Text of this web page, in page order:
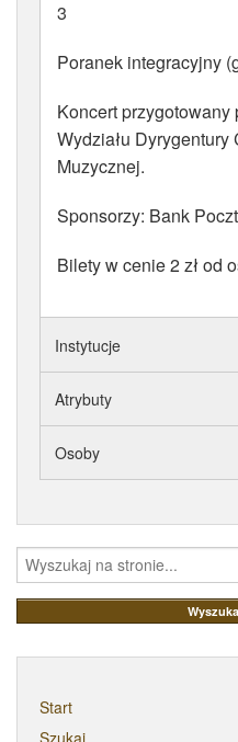
3
Poranek integracyjny
Koncert przygotowany
Wydziału
Muzycznej.
Sponsorzy: Bank
Bilety w cenie 2 zł od
Instytucje
Atrybuty
Osoby
Start
Szukaj